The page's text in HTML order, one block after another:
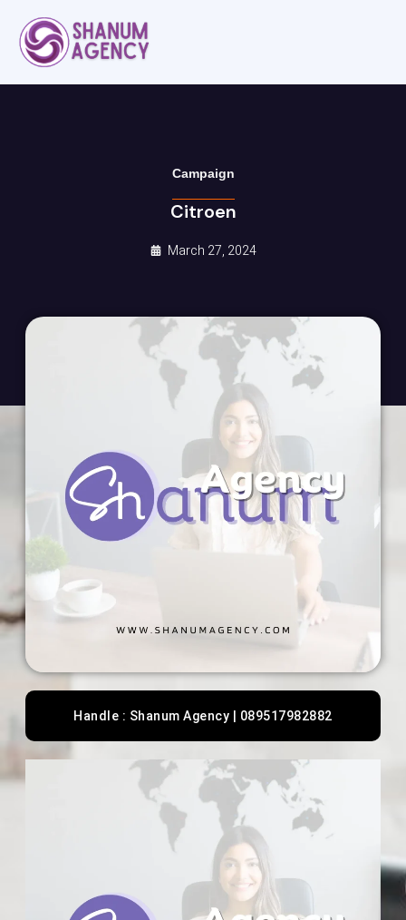
Campaign
Citroen
March 27, 2024
Handle : Shanum Agency | 089517982882